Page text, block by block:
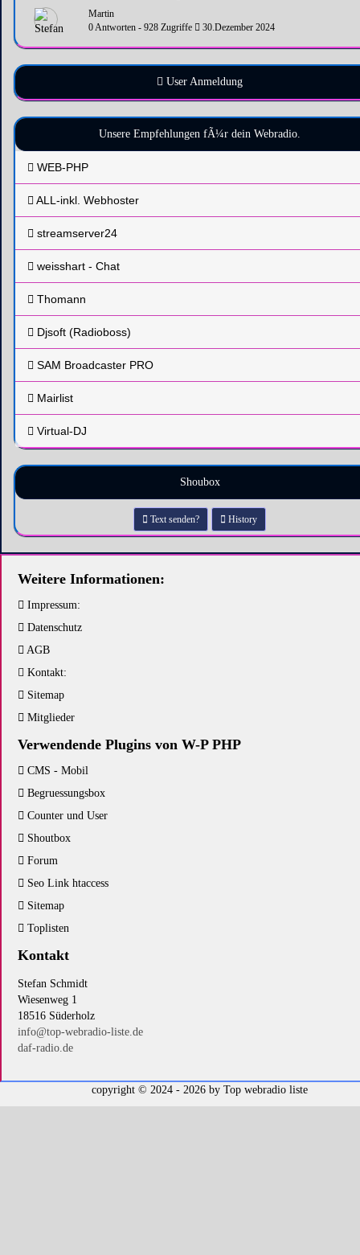
Martin
0 Antworten - 928 Zugriffe
30.Dezember 2024
User Anmeldung
Unsere Empfehlungen fÃ¼r dein Webradio.
WEB-PHP
ALL-inkl. Webhoster
streamserver24
weisshart - Chat
Thomann
Djsoft (Radioboss)
SAM Broadcaster PRO
Mairlist
Virtual-DJ
Shoubox
Text senden? History
Weitere Informationen:
Impressum:
Datenschutz
AGB
Kontakt:
Sitemap
Mitglieder
Verwendende Plugins von W-P PHP
CMS - Mobil
Begruessungsbox
Counter und User
Shoutbox
Forum
Seo Link htaccess
Sitemap
Toplisten
Kontakt
Stefan Schmidt
Wiesenweg 1
18516 Süderholz
info@top-webradio-liste.de
daf-radio.de
copyright © 2024 - 2026 by Top webradio liste